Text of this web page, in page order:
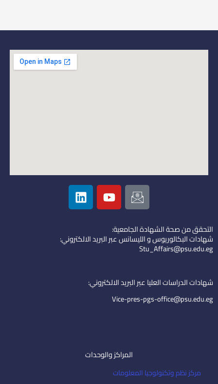
I
c
o
n
-
e
i
l
Y
o
u
u
b
L
i
n
e
d
التحقق من صحة الشهادة الجامعية:
شهادات البكالوريوس و الليسانس عبر البريد الالكتروني:
Stu_Affairs@psu.edu.eg
شهادات الدراسات العليا عبر البريد الالكتروني:
Vice-pres-pgs-office@psu.edu.eg
المراكز والوحدات
مركز نظم وتكنولوجيا المعلومات